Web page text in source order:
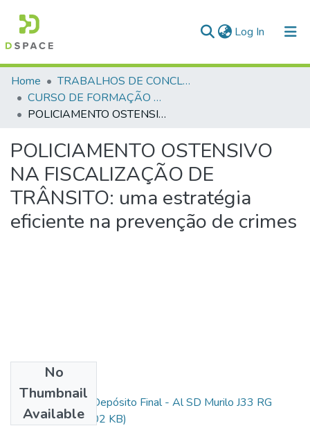
Log In (current)
Communities & Collections
All of DSpace
Home
TRABALHOS DE CONCLUSÃO DE CURSO - CFP (CURSO DE FORMAÇÃO DE PRAÇAS)
CURSO DE FORMAÇÃO DE PRAÇAS - CFP - 2024
POLICIAMENTO OSTENSIVO NA FISCALIZAÇÃO DE TRÂNSITO: uma estratégia eficiente na prevenção de crimes
POLICIAMENTO OSTENSIVO
NA FISCALIZAÇÃO DE
TRÂNSITO: uma estratégia
eficiente na prevenção de crimes
No
Thumbnail
Available
5º Depósito - 5º Depósito Final - Al SD Murilo J33 RG
39943.pdf(357.02 KB)